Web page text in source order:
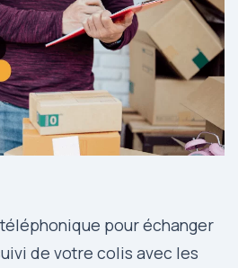
pour échanger
de votre colis avec les